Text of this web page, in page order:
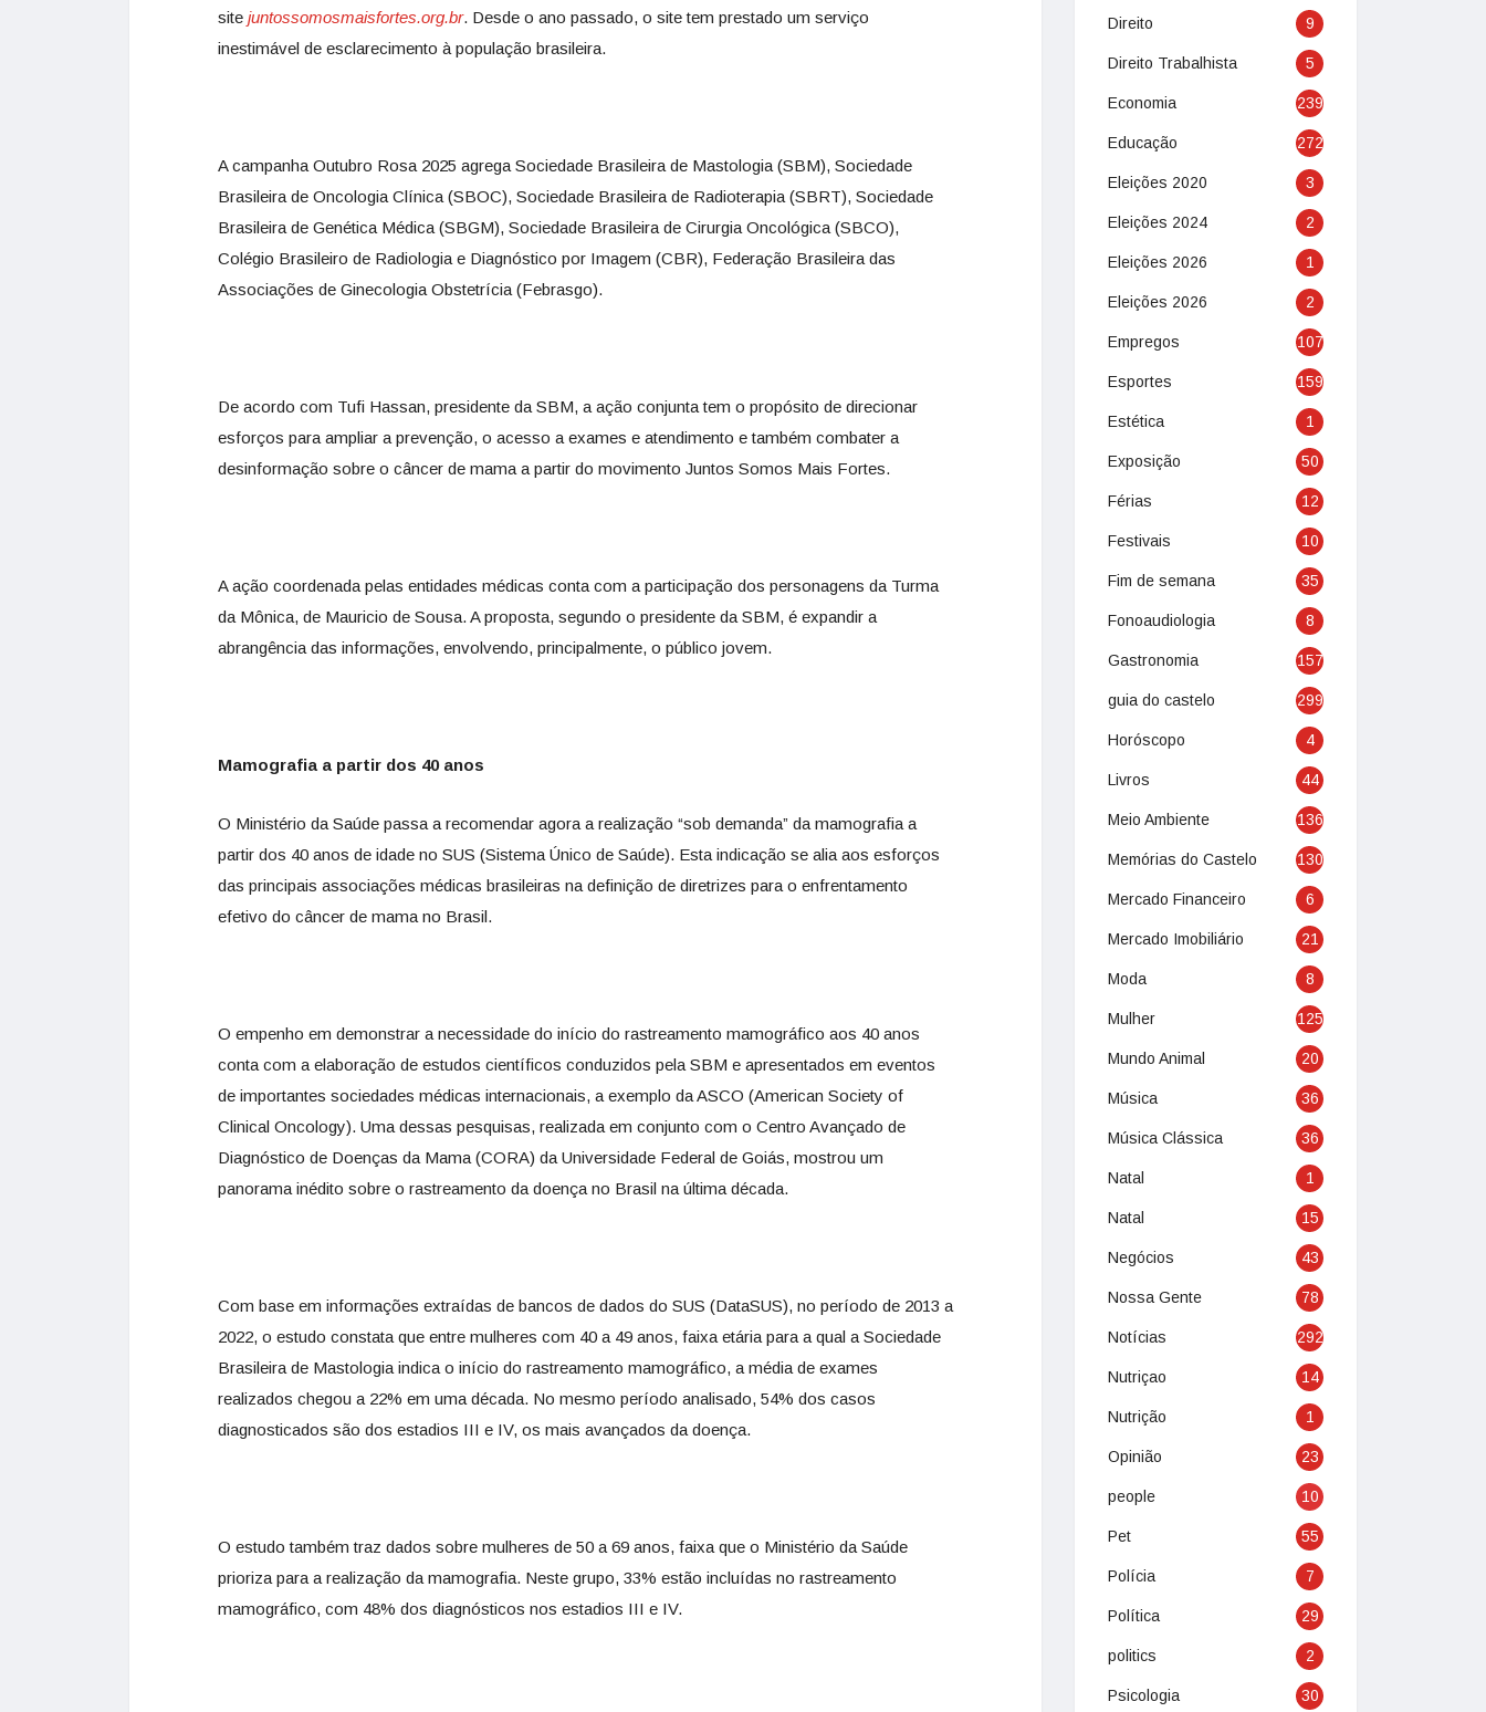
site juntossomosmaisfortes.org.br. Desde o ano passado, o site tem prestado um serviço
inestimável de esclarecimento à população brasileira.
A campanha Outubro Rosa 2025 agrega Sociedade Brasileira de Mastologia (SBM), Sociedade
Brasileira de Oncologia Clínica (SBOC), Sociedade Brasileira de Radioterapia (SBRT), Sociedade
Brasileira de Genética Médica (SBGM), Sociedade Brasileira de Cirurgia Oncológica (SBCO),
Colégio Brasileiro de Radiologia e Diagnóstico por Imagem (CBR), Federação Brasileira das
Associações de Ginecologia Obstetrícia (Febrasgo).
De acordo com Tufi Hassan, presidente da SBM, a ação conjunta tem o propósito de direcionar
esforços para ampliar a prevenção, o acesso a exames e atendimento e também combater a
desinformação sobre o câncer de mama a partir do movimento Juntos Somos Mais Fortes.
A ação coordenada pelas entidades médicas conta com a participação dos personagens da Turma
da Mônica, de Mauricio de Sousa. A proposta, segundo o presidente da SBM, é expandir a
abrangência das informações, envolvendo, principalmente, o público jovem.
Mamografia a partir dos 40 anos
O Ministério da Saúde passa a recomendar agora a realização “sob demanda” da mamografia a
partir dos 40 anos de idade no SUS (Sistema Único de Saúde). Esta indicação se alia aos esforços
das principais associações médicas brasileiras na definição de diretrizes para o enfrentamento
efetivo do câncer de mama no Brasil.
O empenho em demonstrar a necessidade do início do rastreamento mamográfico aos 40 anos
conta com a elaboração de estudos científicos conduzidos pela SBM e apresentados em eventos
de importantes sociedades médicas internacionais, a exemplo da ASCO (American Society of
Clinical Oncology). Uma dessas pesquisas, realizada em conjunto com o Centro Avançado de
Diagnóstico de Doenças da Mama (CORA) da Universidade Federal de Goiás, mostrou um
panorama inédito sobre o rastreamento da doença no Brasil na última década.
Com base em informações extraídas de bancos de dados do SUS (DataSUS), no período de 2013 a
2022, o estudo constata que entre mulheres com 40 a 49 anos, faixa etária para a qual a Sociedade
Brasileira de Mastologia indica o início do rastreamento mamográfico, a média de exames
realizados chegou a 22% em uma década. No mesmo período analisado, 54% dos casos
diagnosticados são dos estadios III e IV, os mais avançados da doença.
O estudo também traz dados sobre mulheres de 50 a 69 anos, faixa que o Ministério da Saúde
prioriza para a realização da mamografia. Neste grupo, 33% estão incluídas no rastreamento
mamográfico, com 48% dos diagnósticos nos estadios III e IV.
Direito 9
Direito Trabalhista 5
Economia 239
Educação 272
Eleições 2020 3
Eleições 2024 2
Eleições 2026 1
Eleições 2026 2
Empregos 107
Esportes 159
Estética 1
Exposição 50
Férias 12
Festivais 10
Fim de semana 35
Fonoaudiologia 8
Gastronomia 157
guia do castelo 299
Horóscopo 4
Livros 44
Meio Ambiente 136
Memórias do Castelo 130
Mercado Financeiro 6
Mercado Imobiliário 21
Moda 8
Mulher 125
Mundo Animal 20
Música 36
Música Clássica 36
Natal 1
Natal 15
Negócios 43
Nossa Gente 78
Notícias 292
Nutriçao 14
Nutrição 1
Opinião 23
people 10
Pet 55
Polícia 7
Política 29
politics 2
Psicologia 30